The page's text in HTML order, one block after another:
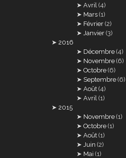
Avril (4)
Mars (1)
Février (2)
Janvier (3)
2016
Décembre (4)
Novembre (6)
Octobre (6)
Septembre (6)
Août (4)
Avril (1)
2015
Novembre (1)
Octobre (1)
Août (1)
Juin (2)
Mai (1)